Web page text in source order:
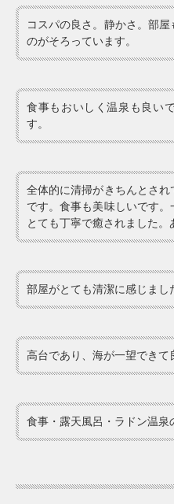
コスパの良さ。静かさ。部
のがそろっています。
食事もおいしく温泉も良い
す。
全体的に清掃がきちんとさ
です。食事も美味しいです
とても丁寧で癒されました。
部屋がとても清潔に感じまし
高台であり、海が一望できて
食事・露天風呂・ラドン温泉